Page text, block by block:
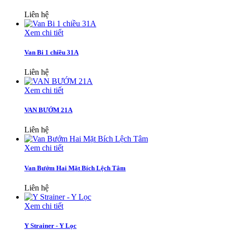
Liên hệ
Xem chi tiết
Van Bi 1 chiều 31A
Liên hệ
Xem chi tiết
VAN BƯỚM 21A
Liên hệ
Xem chi tiết
Van Bướm Hai Mặt Bích Lệch Tâm
Liên hệ
Xem chi tiết
Y Strainer - Y Lọc